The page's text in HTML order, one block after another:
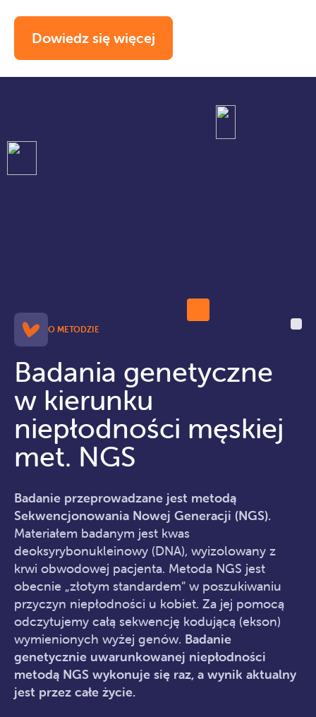
Dowiedz się więcej
O METODZIE
Badania genetyczne
w kierunku
niepłodności męskiej
met. NGS
Badanie przeprowadzane jest metodą
Sekwencjonowania Nowej Generacji (NGS).
Materiałem badanym jest kwas
deoksyrybonukleinowy (DNA), wyizolowany z
krwi obwodowej pacjenta. Metoda NGS jest
obecnie „złotym standardem” w poszukiwaniu
przyczyn niepłodności u kobiet. Za jej pomocą
odczytujemy całą sekwencję kodującą (ekson)
wymienionych wyżej genów. Badanie
genetycznie uwarunkowanej niepłodności
metodą NGS wykonuje się raz, a wynik aktualny
jest przez całe życie.